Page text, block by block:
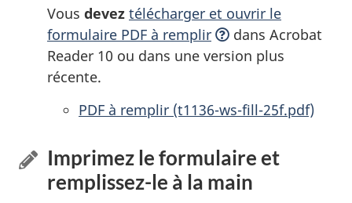
Vous devez télécharger et ouvrir le
formulaire PDF à remplir
dans Acrobat
Reader 10 ou dans une version plus
récente.
PDF à remplir accessibles
(t1136-ws-fill-25f.pdf)
Imprimez le formulaire et
remplissez-le à la main